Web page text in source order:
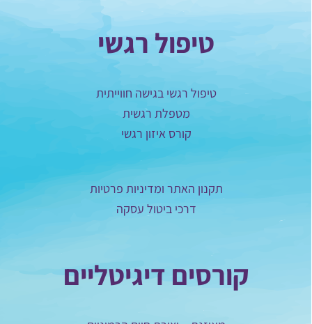
טיפול רגשי
טיפול רגשי בגישה חווייתית
מטפלת רגשית
קורס איזון רגשי
תקנון האתר ומדיניות פרטיות
דרכי ביטול עסקה
קורסים דיגיטליים